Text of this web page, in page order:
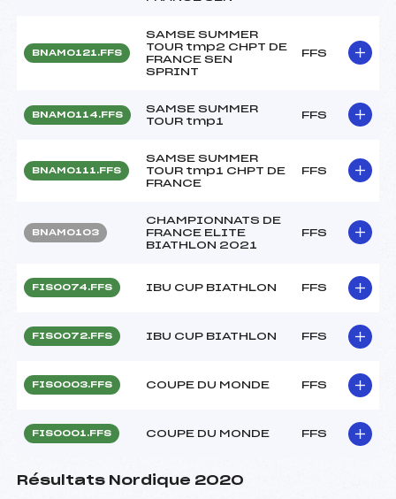
BNAM0121.FFS
SAMSE SUMMER
TOUR tmp2 CHPT DE
FRANCE SEN
SPRINT
FFS
BNAM0114.FFS
SAMSE SUMMER
TOUR tmp1
FFS
BNAM0111.FFS
SAMSE SUMMER
TOUR tmp1 CHPT DE
FRANCE
FFS
BNAM0103
CHAMPIONNATS DE
FRANCE ELITE
BIATHLON 2021
FFS
FIS0074.FFS IBU CUP BIATHLON FFS
FIS0072.FFS IBU CUP BIATHLON FFS
FIS0003.FFS COUPE DU MONDE FFS
FIS0001.FFS COUPE DU MONDE FFS
Résultats Nordique 2020